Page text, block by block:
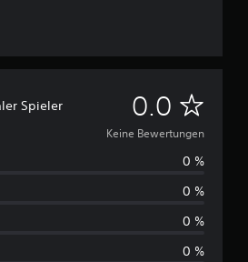
Spieler 0.0 K
e
n
e
Keine Bewertungen
0 %
0 %
0 %
0 %